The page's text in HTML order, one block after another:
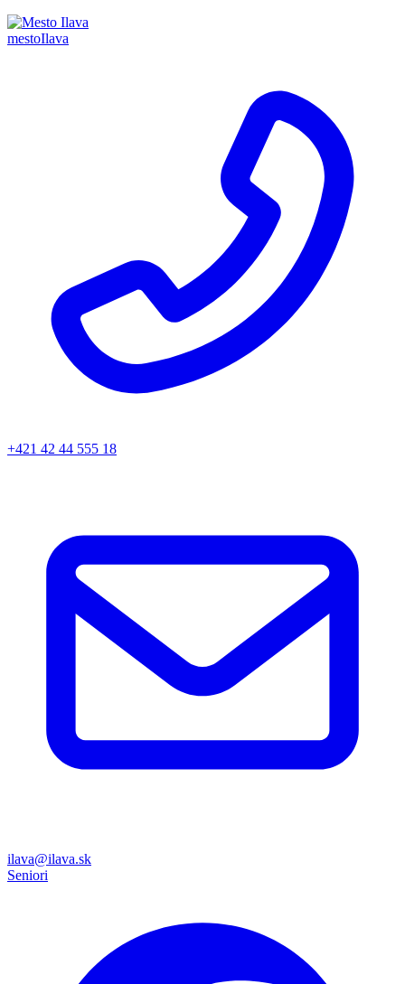
mestoIlava
+421 42 44 555 18
ilava@ilava.sk
Seniori